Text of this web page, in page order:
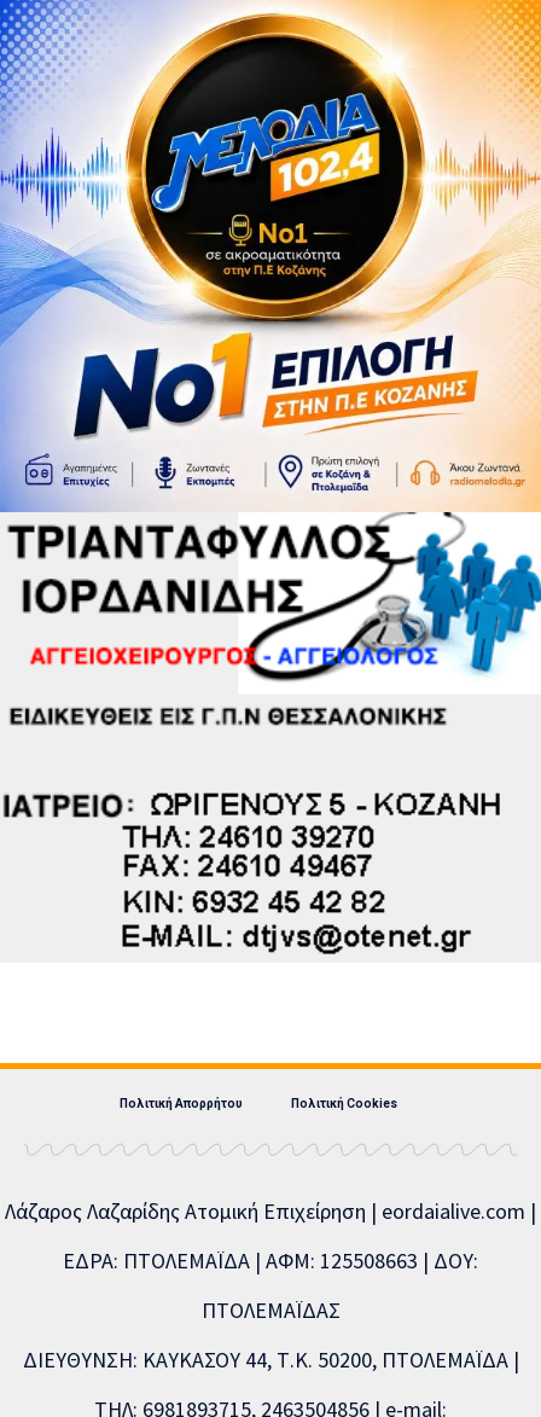
Πολιτική Απορρήτου Πολιτική Cookies
Λάζαρος Λαζαρίδης Ατομική Επιχείρηση | eordaialive.com |
ΕΔΡΑ: ΠΤΟΛΕΜΑΪΔΑ | ΑΦΜ: 125508663 | ΔΟΥ:
ΠΤΟΛΕΜΑΪΔΑΣ
ΔΙΕΥΘΥΝΣΗ: ΚΑΥΚΑΣΟΥ 44, Τ.Κ. 50200, ΠΤΟΛΕΜΑΪΔΑ |
ΤΗΛ: 6981893715, 2463504856 | e-mail: